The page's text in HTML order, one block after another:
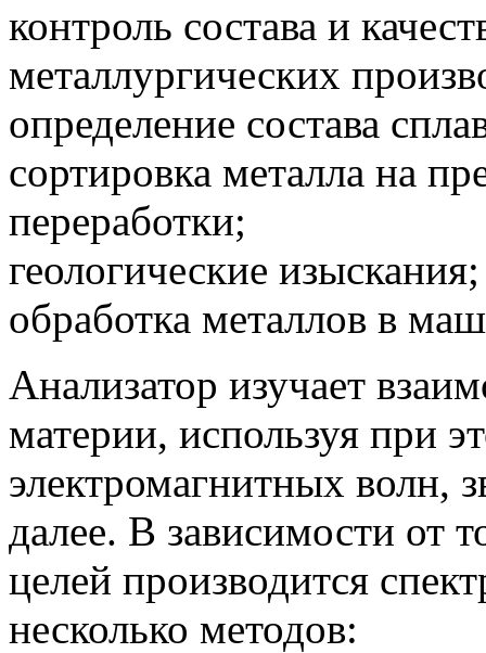
контроль состава и
металлургических
определение состава
сортировка металла на
переработки;
геологические изыскания;
обработка металлов в
Анализатор изучает
материи, используя при
электромагнитных волн,
далее. В зависимости от
целей производится
несколько методов: